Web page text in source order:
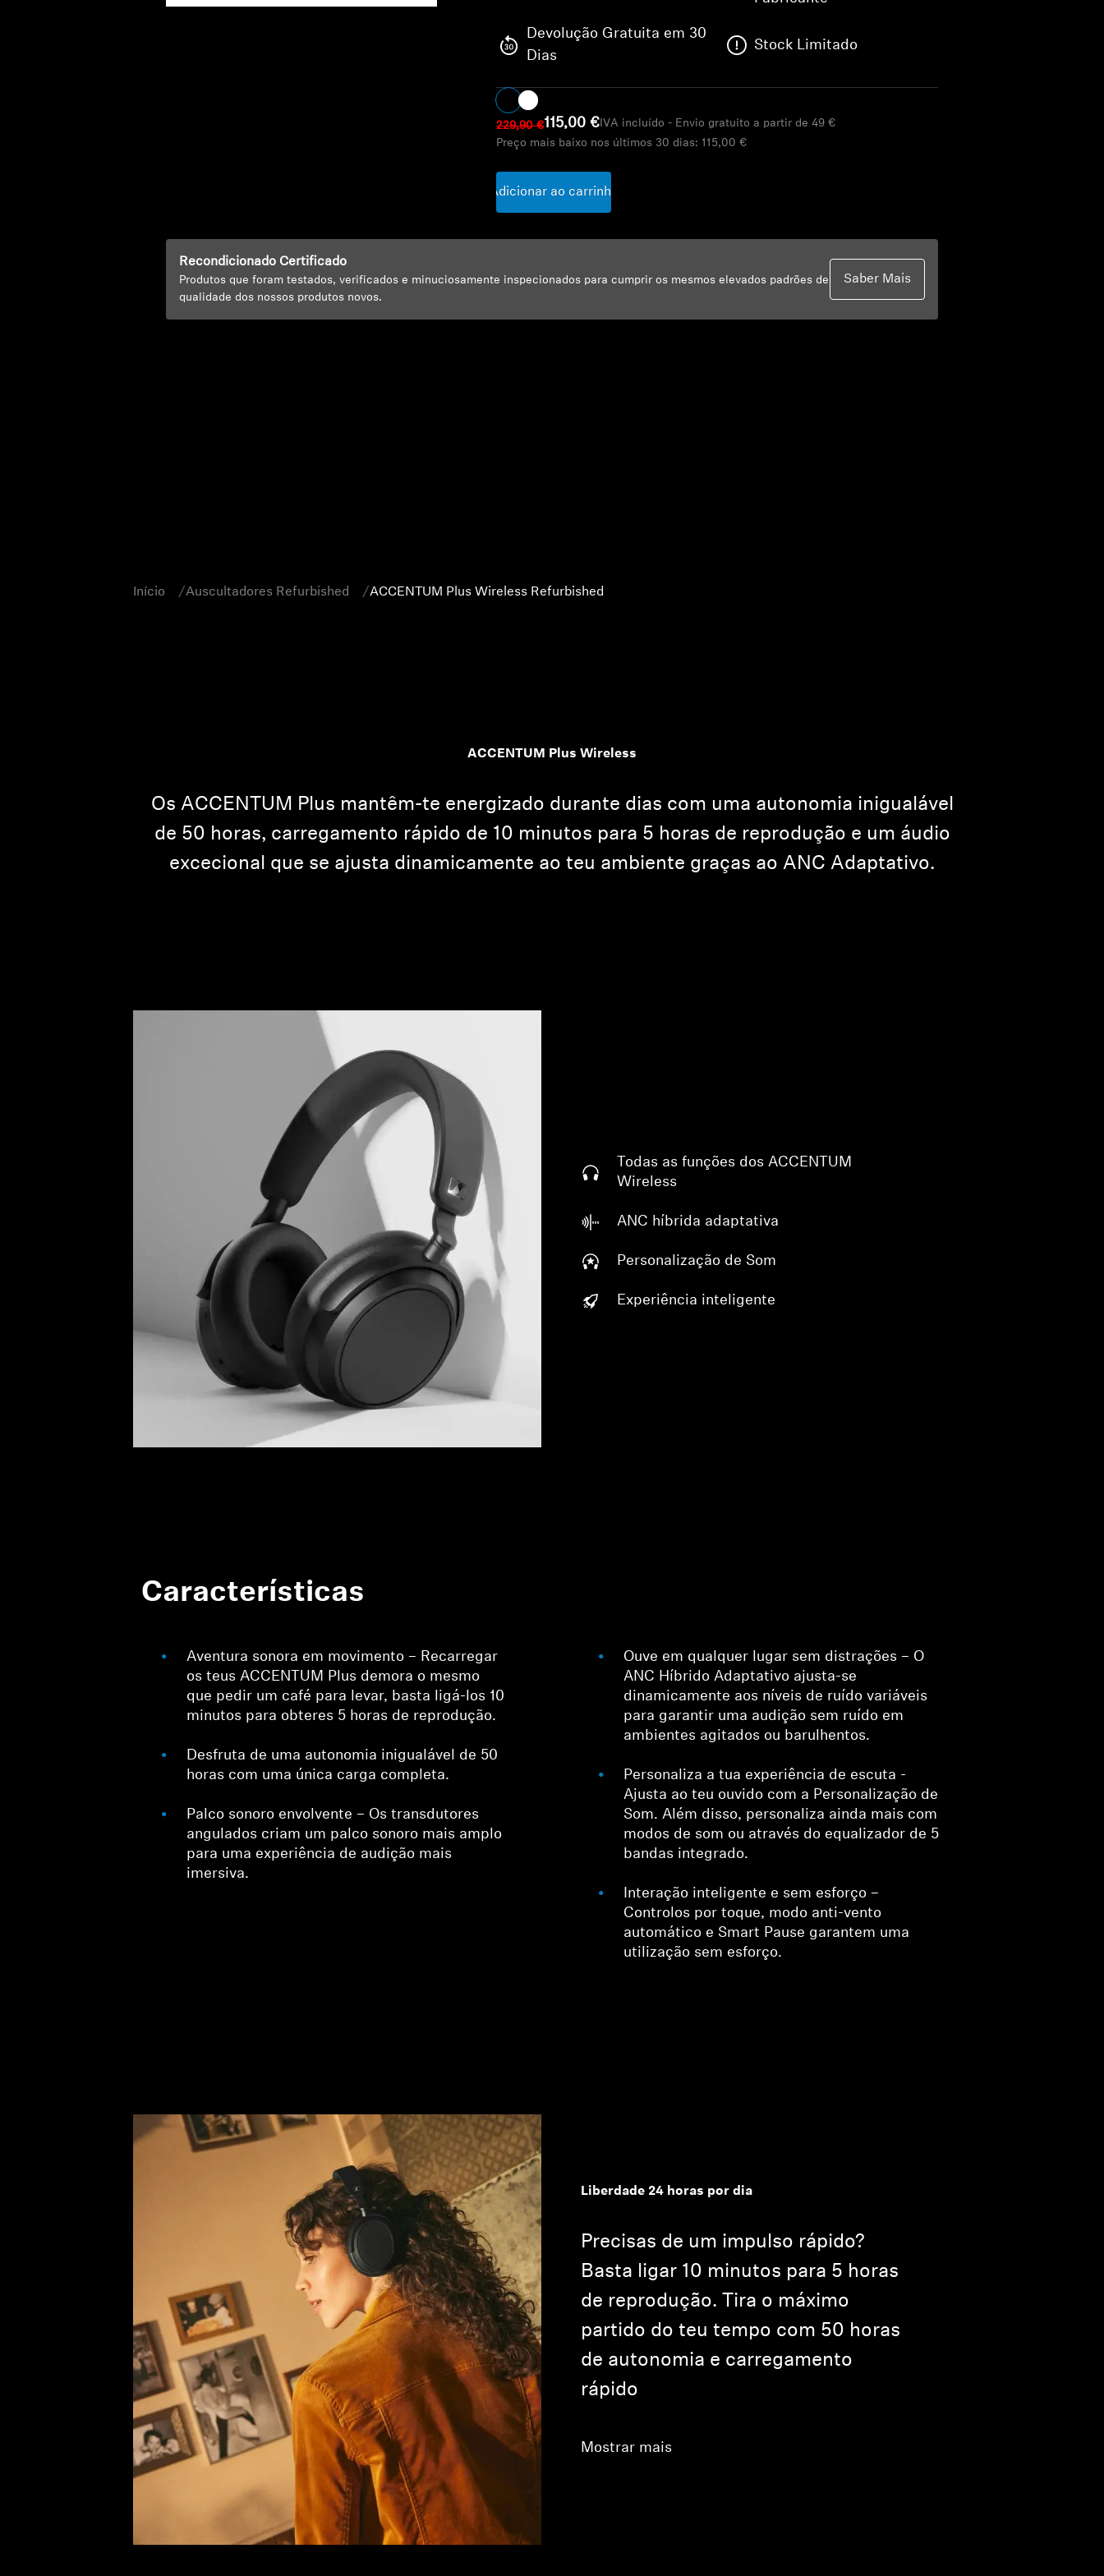
Devolução Gratuita em 30
Dias
Stock Limitado
229,90 €115,00 €IVA incluído - Envio gratuito a partir de 49 €
Preço mais baixo nos últimos 30 dias: 115,00 €
Adicionar ao carrinho
Recondicionado Certificado
Produtos que foram testados, verificados e minuciosamente inspecionados para cumprir os mesmos elevados padrões de
qualidade dos nossos produtos novos.
Saber Mais
Início Auscultadores Refurbished ACCENTUM Plus Wireless Refurbished
ACCENTUM Plus Wireless
Os ACCENTUM Plus mantêm-te energizado durante dias com uma autonomia inigualável
de 50 horas, carregamento rápido de 10 minutos para 5 horas de reprodução e um áudio
excecional que se ajusta dinamicamente ao teu ambiente graças ao ANC Adaptativo.
Todas as funções dos ACCENTUM
Wireless
ANC híbrida adaptativa
Personalização de Som
Experiência inteligente
Características
Aventura sonora em movimento – Recarregar
os teus ACCENTUM Plus demora o mesmo
que pedir um café para levar, basta ligá-los 10
minutos para obteres 5 horas de reprodução.
Desfruta de uma autonomia inigualável de 50
horas com uma única carga completa.
Palco sonoro envolvente – Os transdutores
angulados criam um palco sonoro mais amplo
para uma experiência de audição mais
imersiva.
Ouve em qualquer lugar sem distrações – O
ANC Híbrido Adaptativo ajusta-se
dinamicamente aos níveis de ruído variáveis
para garantir uma audição sem ruído em
ambientes agitados ou barulhentos.
Personaliza a tua experiência de escuta -
Ajusta ao teu ouvido com a Personalização de
Som. Além disso, personaliza ainda mais com
modos de som ou através do equalizador de 5
bandas integrado.
Interação inteligente e sem esforço –
Controlos por toque, modo anti-vento
automático e Smart Pause garantem uma
utilização sem esforço.
Liberdade 24 horas por dia
Precisas de um impulso rápido?
Basta ligar 10 minutos para 5 horas
de reprodução. Tira o máximo
partido do teu tempo com 50 horas
de autonomia e carregamento
rápido
Mostrar mais
Login required
Log in to your account to add products to your wishlist and
view your previously saved items.